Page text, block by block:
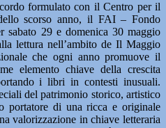
formulato con il Centro per il
scorso anno, il FAI – Fondo
sabato 29 e domenica 30 maggio
lettura nell’ambito de Il Maggio
che ogni anno promuove il
elemento chiave della crescita
i libri in contesti inusuali.
del patrimonio storico, artistico
portatore di una ricca e originale
valorizzazione in chiave letteraria